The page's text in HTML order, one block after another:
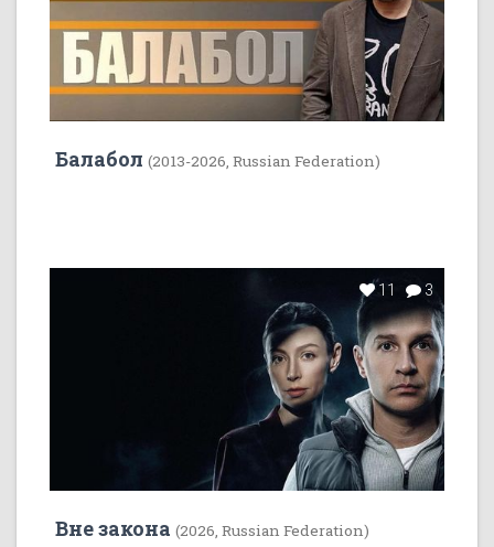
Балабол (2013-2026, Russian Federation)
11 3
Вне закона (2026, Russian Federation)